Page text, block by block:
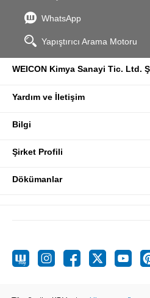
WhatsApp
Yapıştırıcı Arama Motoru
WEICON Kimya Sanayi Tic. Ltd.
Yardım ve İletişim
Bilgi
Şirket Profili
Dökümanlar